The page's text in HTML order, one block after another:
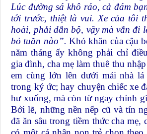
Lúc đường sá khô ráo, cả đám
tới trước, thiệt là vui. Xe của tôi
hoài, phải dẫn bộ, vậy mà vẫn đi
bỏ tuần nào”. Khó khăn của cậu
năm tháng ấy không phải chỉ
gia đình, cha mẹ làm thuê thu
em cùng lớn lên dưới mái nhà
trong ký ức; hay chuyện chiếc xe
hư xuống, mà còn từ ngay chính
Bởi lẽ, những nền nếp cũ và tín
đã ăn sâu trong tiềm thức cha mẹ,